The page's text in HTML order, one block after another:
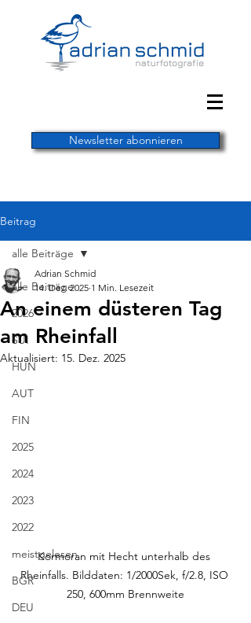
Newsletter abonnieren
Beitrag
alle Beiträge
2026
SUI
HUN
AUT
FIN
2025
2024
2023
2022
meistgelesen
BGR
DEU
alle Beiträge
An einem düsteren Tag
am Rheinfall
Adrian Schmid
14. Dez. 2025 1 Min. Lesezeit
Aktualisiert: 15. Dez. 2025
Kormoran mit Hecht unterhalb des
Rheinfalls. Bilddaten: 1/2000Sek, f/2.8, ISO
250, 600mm Brennweite